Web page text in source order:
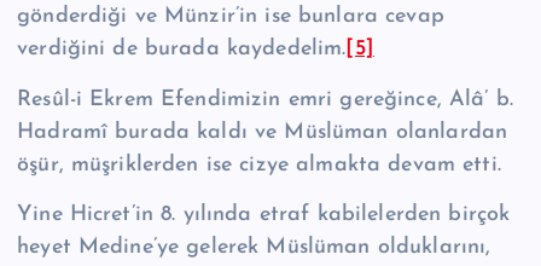
gönderdiği ve Münzir’in ise bunlara cevap
verdiğini de burada kay­dedelim. [5]
Resûl-i Ekrem Efendimizin emri gereğince, Alâ’ b.
Had­ramî burada kaldı ve Müslüman olanlardan
öşür, müş­riklerden ise cizye almakta devam etti.
Yine Hicret’in 8. yılında etraf kabilelerden birçok
heyet Medine’ye gelerek Müslüman olduklarını,